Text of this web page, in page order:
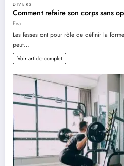
DIVERS
Comment refaire son corps sans
Eva
Les fesses ont pour rôle de définir la
peut…
Voir article complet